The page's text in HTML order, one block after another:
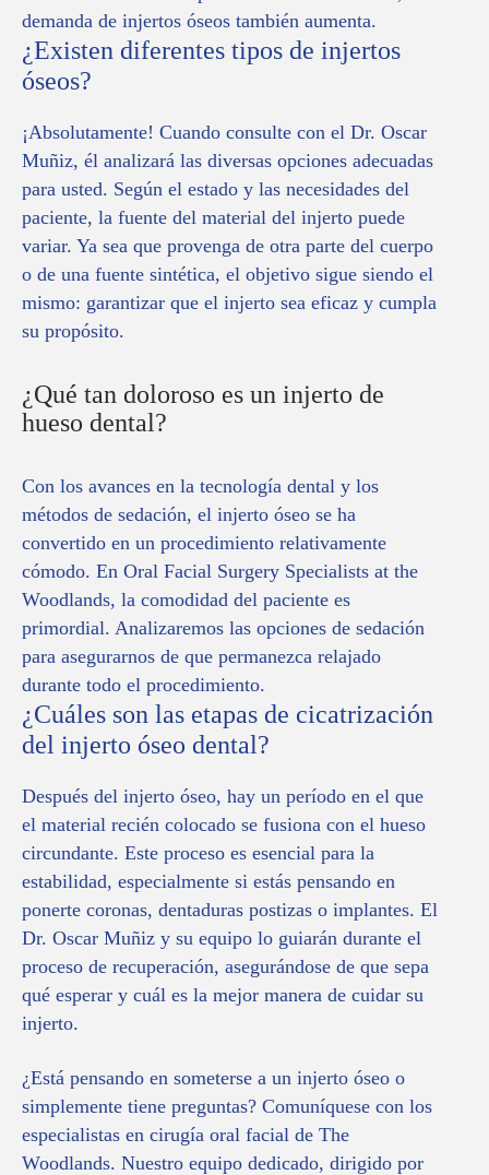
demanda de injertos óseos también aumenta.
¿Existen diferentes tipos de injertos
óseos?
¡Absolutamente! Cuando consulte con el Dr. Oscar
Muñiz, él analizará las diversas opciones adecuadas
para usted. Según el estado y las necesidades del
paciente, la fuente del material del injerto puede
variar. Ya sea que provenga de otra parte del cuerpo
o de una fuente sintética, el objetivo sigue siendo el
mismo: garantizar que el injerto sea eficaz y cumpla
su propósito.
¿Qué tan doloroso es un injerto de
hueso dental?
Con los avances en la tecnología dental y los
métodos de sedación, el injerto óseo se ha
convertido en un procedimiento relativamente
cómodo. En Oral Facial Surgery Specialists at the
Woodlands, la comodidad del paciente es
primordial. Analizaremos las opciones de sedación
para asegurarnos de que permanezca relajado
durante todo el procedimiento.
¿Cuáles son las etapas de cicatrización
del injerto óseo dental?
Después del injerto óseo, hay un período en el que
el material recién colocado se fusiona con el hueso
circundante. Este proceso es esencial para la
estabilidad, especialmente si estás pensando en
ponerte coronas, dentaduras postizas o implantes. El
Dr. Oscar Muñiz y su equipo lo guiarán durante el
proceso de recuperación, asegurándose de que sepa
qué esperar y cuál es la mejor manera de cuidar su
injerto.
¿Está pensando en someterse a un injerto óseo o
simplemente tiene preguntas? Comuníquese con los
especialistas en cirugía oral facial de The
Woodlands. Nuestro equipo dedicado, dirigido por